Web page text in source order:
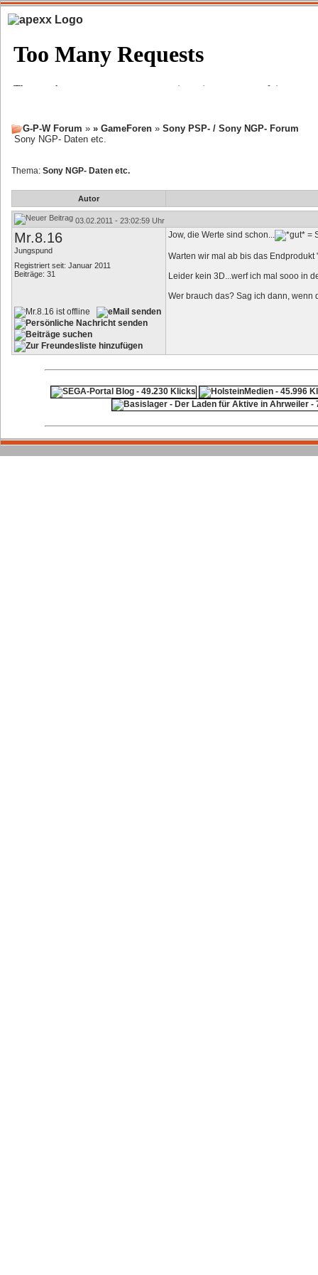
G-P-W Forum » » GameForen » Sony PSP- / Sony NGP- Forum
Sony NGP- Daten etc.
Thema: Sony NGP- Daten etc.
Autor
03.02.2011 - 23:02:59 Uhr
Mr.8.16
Jungspund
Registriert seit: Januar 2011
Beiträge: 31
Jow, die Werte sind schon...
Warten wir mal ab bis das Endprodukt
Leider kein 3D...werf ich mal sooo in
Wer brauch das? Sag ich dann, wenn